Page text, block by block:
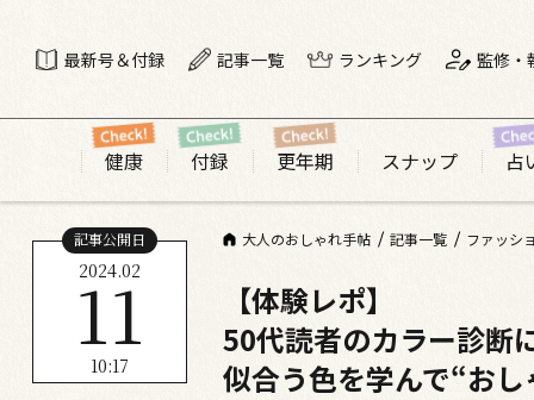
最新号＆付録 記事一覧 ランキング 監修・
健康 付録 更年期 スナップ 占
記事公開日
2024.02
11
10:17
大人のおしゃれ手帖 記事一覧 ファッシ
【体験レポ】
50代読者のカラー診断
似合う色を学んで“お